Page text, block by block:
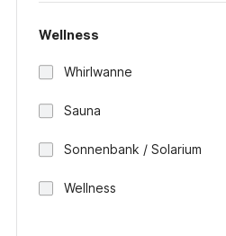
Wellness
Whirlwanne
Sauna
Sonnenbank / Solarium
Wellness